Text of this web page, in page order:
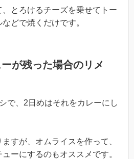
とろけるチーズを乗せてトー
どで焼くだけです。
が残った場合のリメ
で、2日めはそれをカレーにし
すが、オムライスを作って、
ーにするのもオススメです。